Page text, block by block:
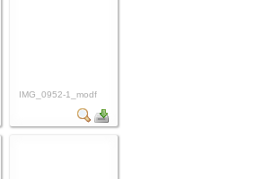
IMG_0952-1_modf